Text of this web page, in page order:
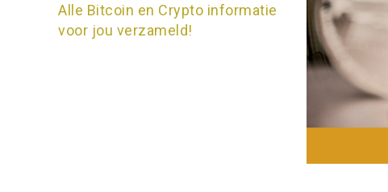
Alle Bitcoin en Crypto informatie
voor jou verzameld!